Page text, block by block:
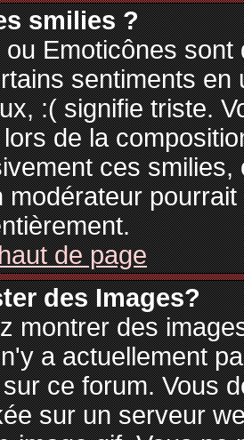
smilies ?
Emoticônes
sentiments
:( signifie triste.
de la
ces
modérateur
de page
des Images?
montrer des
a actuellement
ce forum. Vous
sur un serveur